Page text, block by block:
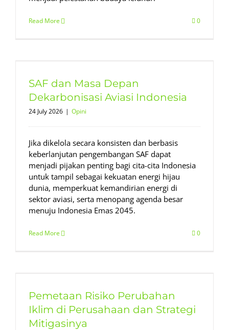
Read More 0
SAF dan Masa Depan
Dekarbonisasi Aviasi Indonesia
24 July 2026 | Opini
Jika dikelola secara konsisten dan berbasis
keberlanjutan pengembangan SAF dapat
menjadi pijakan penting bagi cita-cita Indonesia
untuk tampil sebagai kekuatan energi hijau
dunia, memperkuat kemandirian energi di
sektor aviasi, serta menopang agenda besar
menuju Indonesia Emas 2045.
Read More 0
Pemetaan Risiko Perubahan
Iklim di Perusahaan dan Strategi
Mitigasinya